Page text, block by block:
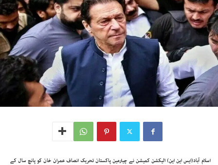
اسلام آباد(ایس این این) الیکشن کمیشن نے چیئرمین پاکستان تحریک انصاف عمران خان کو پانچ سال کے